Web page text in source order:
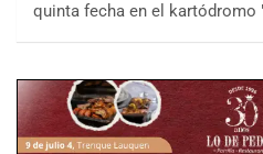
quinta fecha en el kartódromo